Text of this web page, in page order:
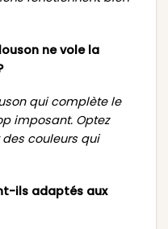
ne vole la
qui complète le
imposant. Optez
couleurs qui
ils adaptés aux